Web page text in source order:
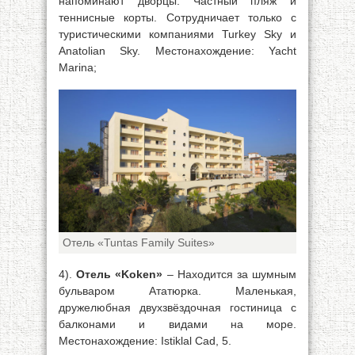
теннисные корты. Сотрудничает только с
туристическими компаниями Turkey Sky и
Anatolian Sky. Местонахождение: Yacht
Marina;
Отель «Tuntas Family Suites»
4).Отель «Koken» – Находится за шумным
бульваром Ататюрка. Маленькая,
дружелюбная двухзвёздочная гостиница с
балконами и видами на море.
Местонахождение: Istiklal Cad, 5.